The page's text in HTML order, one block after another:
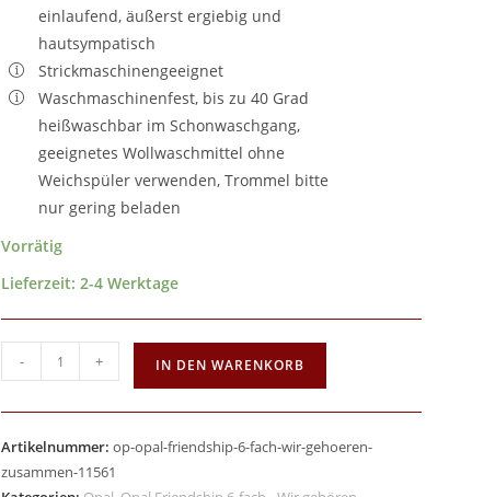
einlaufend, äußerst ergiebig und
hautsympatisch
Strickmaschinengeeignet
Waschmaschinenfest, bis zu 40 Grad
heißwaschbar im Schonwaschgang,
geeignetes Wollwaschmittel ohne
Weichspüler verwenden, Trommel bitte
nur gering beladen
Vorrätig
Lieferzeit:2-4 Werktage
- + IN DEN WARENKORB
Artikelnummer:op-opal-friendship-6-fach-wir-gehoeren-
zusammen-11561